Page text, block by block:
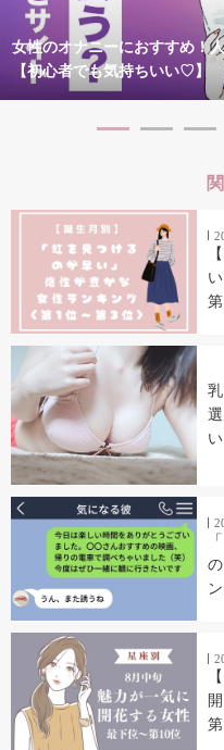
女性のオナニーにおすすめ！
【初心者でも気持ちいい♡】